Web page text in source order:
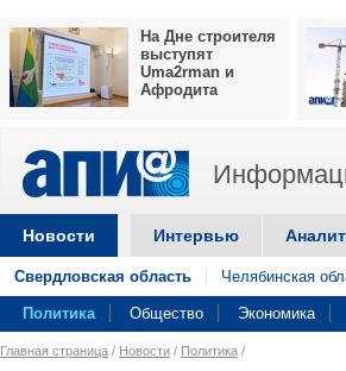
На Дне строителя
выступят
Uma2rman и
Афродита
Новости Интервью
Свердловская область Челябинская
Политика Общество Экономика
Главная страница / Новости / Политика /